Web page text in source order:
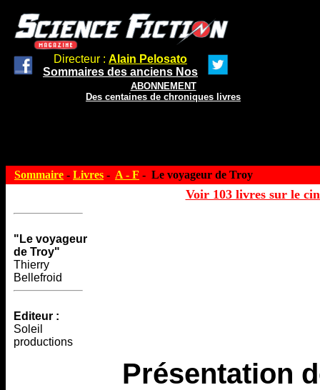
Directeur : Alain Pelosato
Sommaires des anciens Nos
ABONNEMENT
Des centaines de chroniques livres
Sommaire - Livres - A - F - Le voyageur de Troy
Voir 103 livres sur le
"Le voyageur
de Troy"
Thierry
Bellefroid
Editeur :
Soleil
productions
Présentation